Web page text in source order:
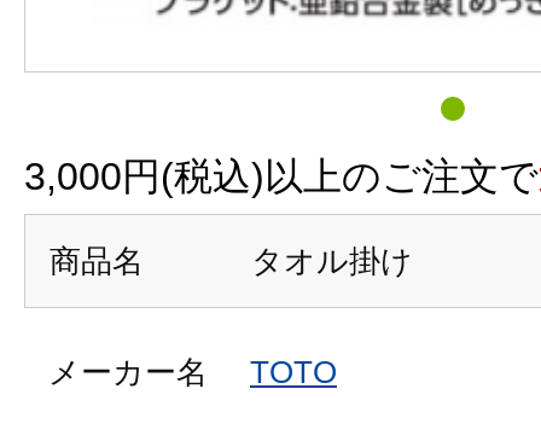
3,000円(税込)以上のご注文で
商品名 タオル掛け
メーカー名 TOTO